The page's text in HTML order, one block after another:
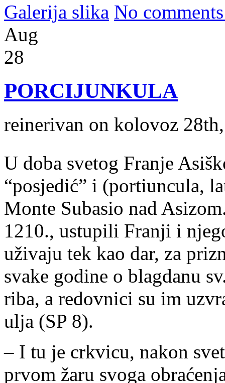
Galerija slika No
Aug
28
PORCIJUNKULA
reinerivan on kolovoz
U doba svetog Franje
“posjedić” i (portiuncula,
Monte Subasio nad
1210., ustupili Franji i
uživaju tek kao dar, za
svake godine o blagdanu
riba, a redovnici su im
ulja (SP 8).
– I tu je crkvicu, nakon
prvom žaru svoga